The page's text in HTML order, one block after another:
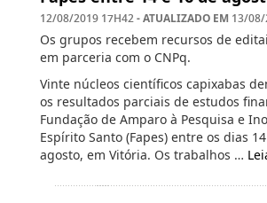
12/08/2019 17H42- ATUALIZADO EM 13/08/
Os grupos recebem recursos de
em parceria com o CNPq.
Vinte núcleos científicos capixabas
os resultados parciais de estudos
Fundação de Amparo à Pesquisa e
Espírito Santo (Fapes) entre os dias
agosto, em Vitória. Os trabalhos …